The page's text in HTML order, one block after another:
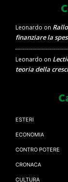
Leonardo on
finanziare la
Leonardo on
teoria della
ESTERI
ECONOMIA
CONTRO POTERE
CRONACA
CULTURA